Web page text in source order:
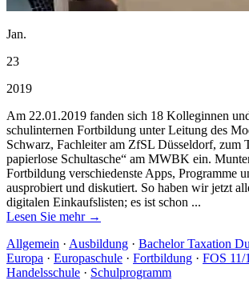
Jan.
23
2019
Am 22.01.2019 fanden sich 18 Kolleginnen
schulinternen Fortbildung unter Leitung des
Schwarz, Fachleiter am ZfSL Düsseldorf, zum
papierlose Schultasche“ am MWBK ein.
Fortbildung verschiedenste Apps, Programme
ausprobiert und diskutiert. So haben wir jetzt
digitalen Einkaufslisten; es ist schon ...
Lesen Sie mehr →
Allgemein · Ausbildung · Bachelor Taxation
Europa · Europaschule · Fortbildung · FOS 11/
Handelsschule · Schulprogramm